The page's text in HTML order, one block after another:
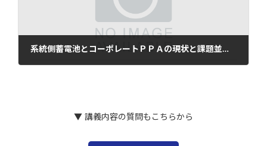
系統側蓄電池とコーポレートＰＰＡの現状と課題並びに法務－長期脱炭素電源オークション、オフテイクモデル、EPC契約やファイナンス契約の注意点も解説－
▼ 講義内容の質問もこちらから